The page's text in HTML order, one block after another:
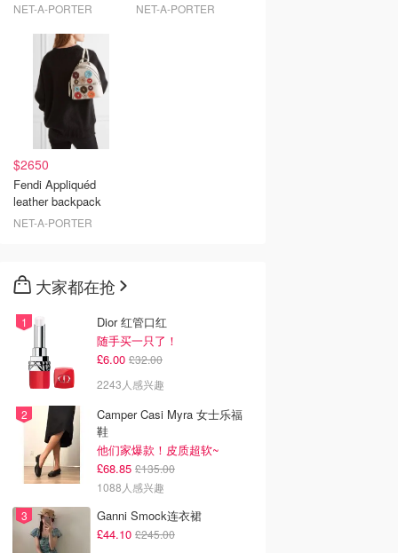
NET-A-PORTER NET-A-PORTER
$2650
Fendi Appliquéd
leather backpack
NET-A-PORTER
大家都在抢
Dior 红管口红
随手买一只了！
£6.00 £32.00
2243人感兴趣
Camper Casi Myra 女士乐福
鞋
他们家爆款！皮质超软~
£68.85 £135.00
1088人感兴趣
Ganni Smock连衣裙
£44.10 £245.00